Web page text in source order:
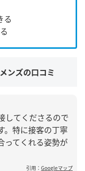
る
ンズの口コミ
してくださるので
。特に接客の丁寧
ってくれる姿勢が
引用： Googleマップ